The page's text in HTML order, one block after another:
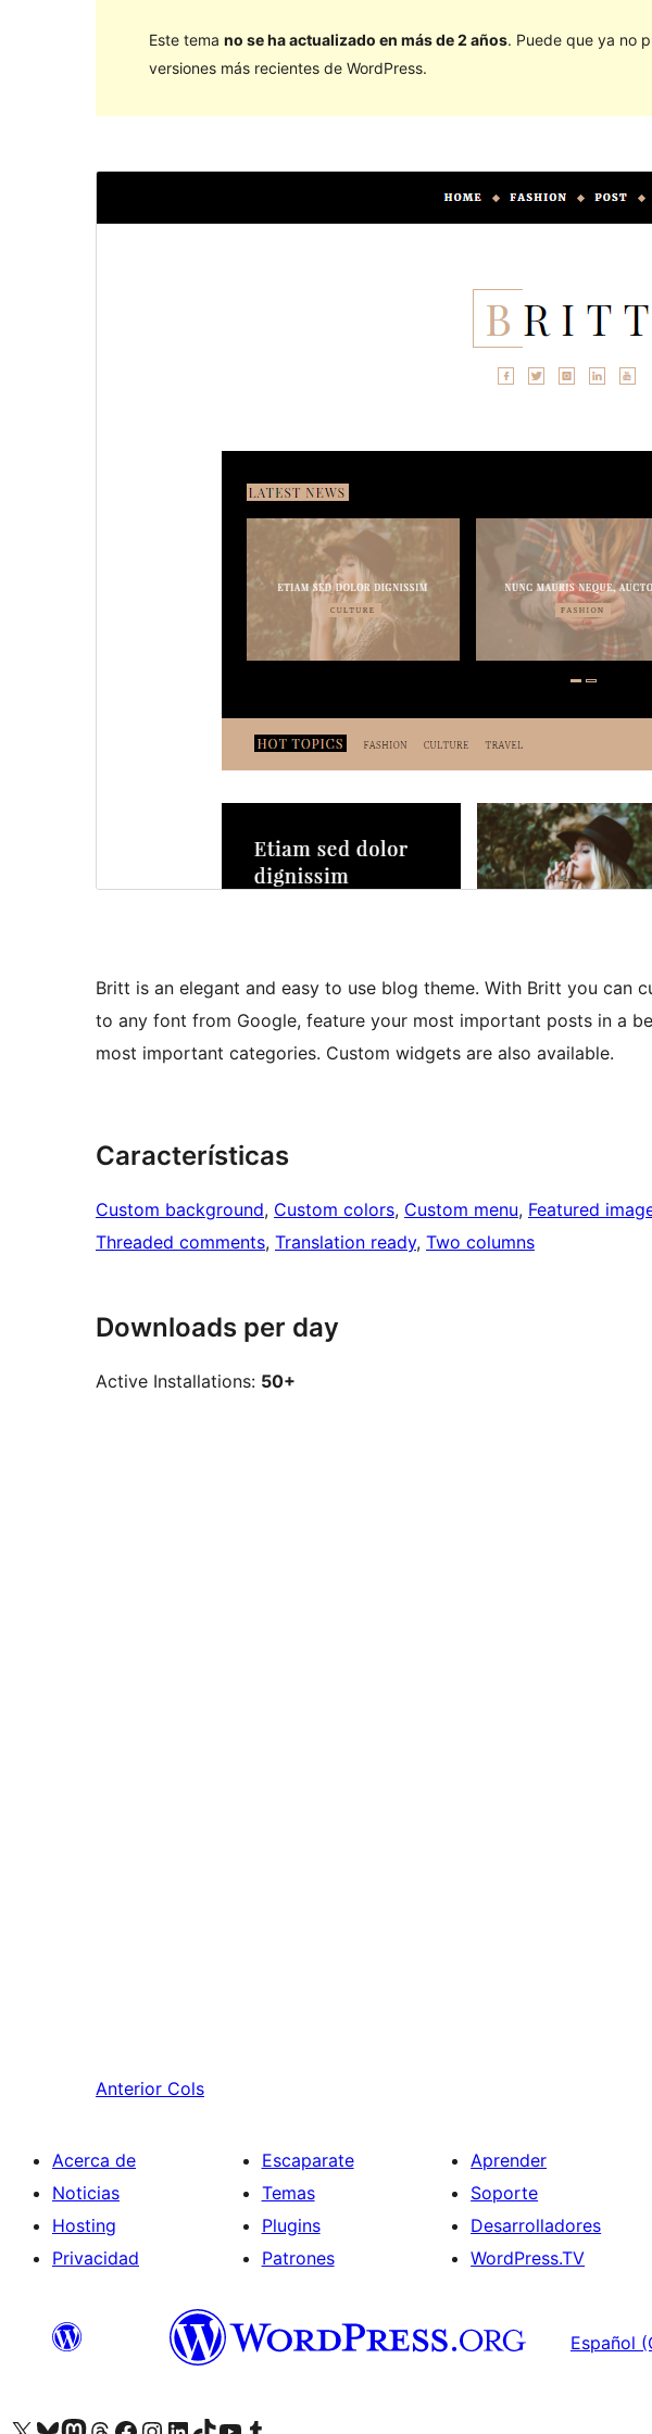
Este tema no se ha actualizado en más de 2 años. Puede que ya no
versiones más recientes de WordPress.
Britt is an elegant and easy to use blog theme. With Britt you can
to any font from Google, feature your most important posts in a
most important categories. Custom widgets are also available.
Características
Custom background, Custom colors, Custom menu, Featured
Threaded comments, Translation ready, Two columns
Downloads per day
Active Installations: 50+
Anterior Cols
Acerca de
Noticias
Hosting
Privacidad
Escaparate
Temas
Plugins
Patrones
Aprender
Soporte
Desarrolladores
WordPress.TV
Español